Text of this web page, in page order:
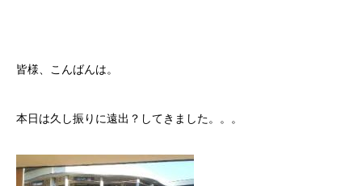
皆様、こんばんは。
本日は久し振りに遠出？してきました。。。